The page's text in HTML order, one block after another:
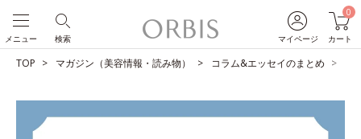
マイページ
0
カート
検索
メニュー
TOP マガジン（美容情報・読み物） コラム&エッセイのまとめ